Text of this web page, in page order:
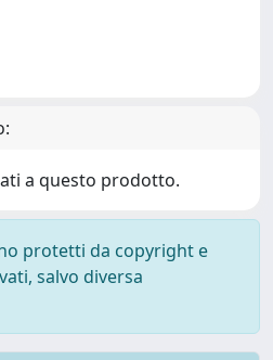
a questo prodotto.
protetti da copyright e
salvo diversa